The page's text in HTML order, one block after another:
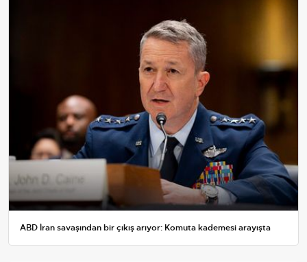
ABD İran savaşından bir çıkış arıyor: Komuta kademesi arayışta